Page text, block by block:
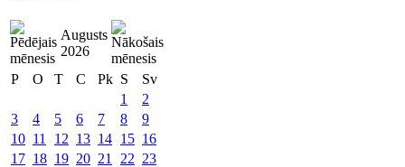
Augusts
2026
P
O T C Pk S
Sv
1
2
3
4 5 6 7 8
9
10 11 12 13 14 15 16
17 18 19 20 21 22 23